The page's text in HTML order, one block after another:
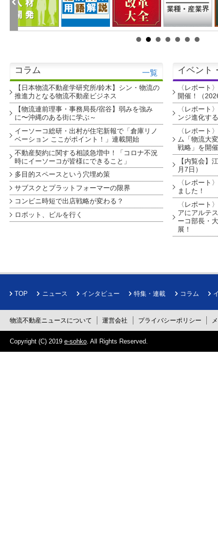
コラム 一覧
【日本物流不動産学研究所/鈴木】シン・物流の
推進力となる物流不動産ビジネス
【物流連前理事・事務局長/宿谷】弱みを強み
に〜沖縄のある街に学ぶ～
イーソーコ総研・出村が住宅新報で「倉庫リノ
ベーション ここがポイント！」連載開始
不動産契約に関する相談急増中！「コロナ不況
時にイーソーコが皆様にできること」
多目的スペースという穴埋め策
サブスクとプラットフォーマーの限界
コンビニ時短で出店戦略が変わる？
ロボット、ビルを行く
イベント
〈レポート
開催！（
〈レポート
ンジ進化す
〈レポート
ム「物流大
戦略」を開
【内覧会】
月7日）
〈レポート
ました！
〈レポート
アにアルテ
ーコ部長・
展！
TOP ニュース インタビュー 特集・連載 コラム
物流不動産ニュースについて 運営会社 プライバシーポリシー
Copyright (C) 2019 e-sohko . All Rights Reserved.